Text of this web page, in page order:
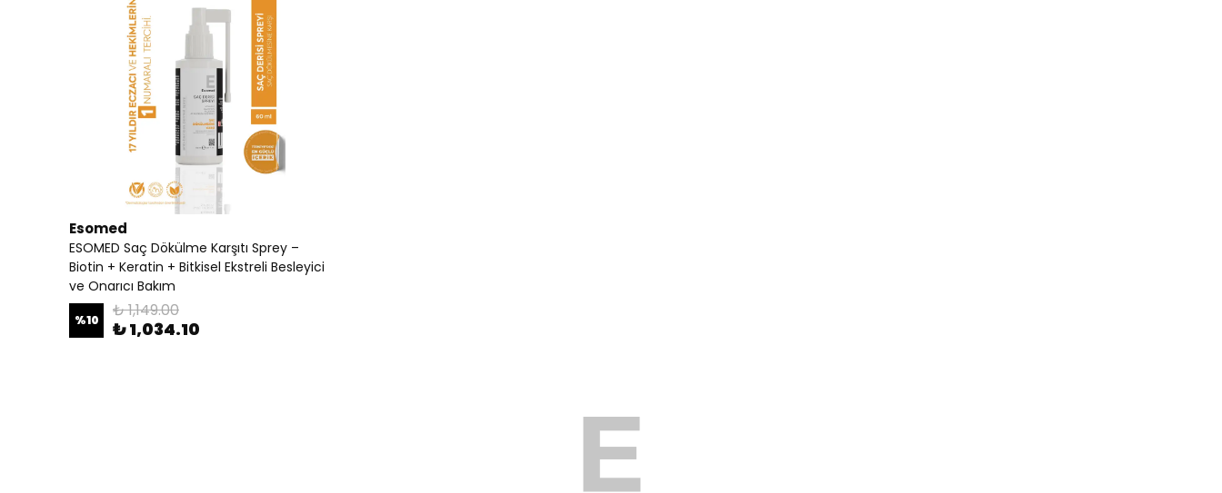
Esomed
ESOMED Saç Dökülme Karşıtı Sprey –
Biotin + Keratin + Bitkisel Ekstreli Besleyici
ve Onarıcı Bakım
%10 ₺ 1,149.00
₺ 1,034.10